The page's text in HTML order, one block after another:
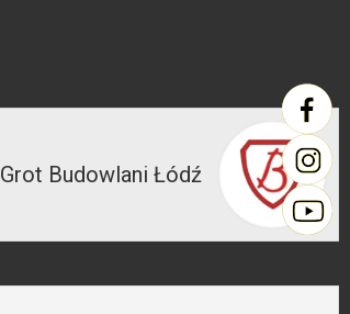
Grot Budowlani Łódź